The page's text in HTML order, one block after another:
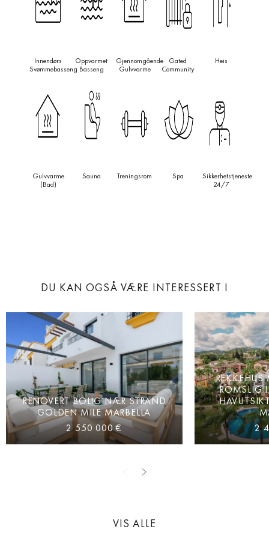
Innendørs
Svømmebasseng
Oppvarmet
Basseng
Gjennomgående
Gulvvarme
Gated
Community
Heis
Gulvvarme
(bad)
Sauna Treningsrom Spa
Sikkerhetstjeneste
24/7
DU KAN OGSÅ VÆRE INTERESSERT I
RENOVERT BOLIG NÆR STRAND
GOLDEN MILE MARBELLA
2 550 000 €
ROMSLIG
2
VIS ALLE